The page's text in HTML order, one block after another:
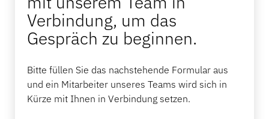
Verbindung, um das
Gespräch zu beginnen.
Bitte füllen Sie das nachstehende Formular aus
und ein Mitarbeiter unseres Teams wird sich in
Kürze mit Ihnen in Verbindung setzen.